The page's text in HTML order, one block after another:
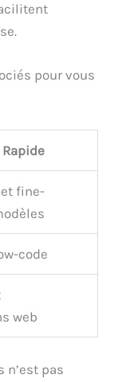
pour vous
fine-
code
web
n’est pas